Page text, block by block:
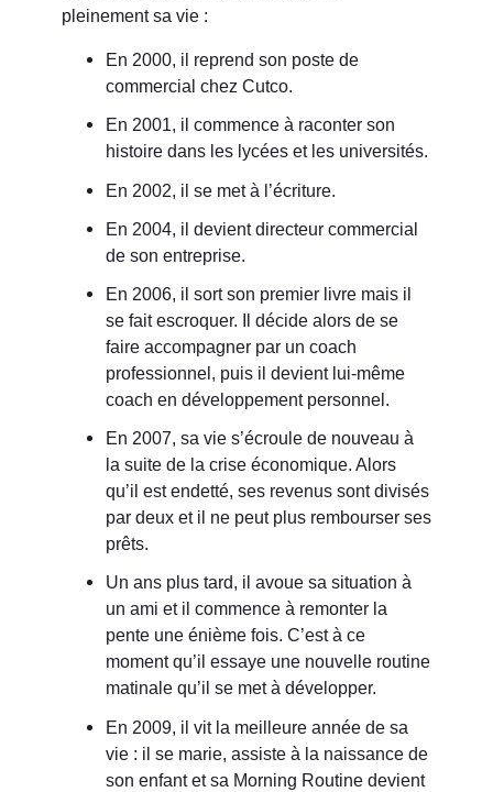
pleinement sa vie :
En 2000, il reprend son poste de
commercial chez Cutco.
En 2001, il commence à raconter son
histoire dans les lycées et les universités.
En 2002, il se met à l’écriture.
En 2004, il devient directeur commercial
de son entreprise.
En 2006, il sort son premier livre mais il
se fait escroquer. Il décide alors de se
faire accompagner par un coach
professionnel, puis il devient lui-même
coach en développement personnel.
En 2007, sa vie s’écroule de nouveau à
la suite de la crise économique. Alors
qu’il est endetté, ses revenus sont divisés
par deux et il ne peut plus rembourser ses
prêts.
Un ans plus tard, il avoue sa situation à
un ami et il commence à remonter la
pente une énième fois. C’est à ce
moment qu’il essaye une nouvelle routine
matinale qu’il se met à développer.
En 2009, il vit la meilleure année de sa
vie : il se marie, assiste à la naissance de
son enfant et sa Morning Routine devient